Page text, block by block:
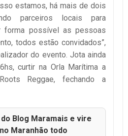
estamos, há mais de dois
parceiros locais para
forma possível as pessoas
todos estão convidados”,
do evento. Jota ainda
curtir na Orla Marítima a
Reggae, fechando a
Blog Maramais e vire
Maranhão todo